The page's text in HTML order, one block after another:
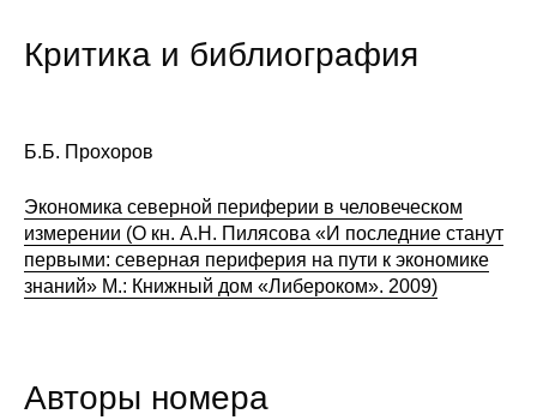
Критика и библиография
Б.Б. Прохоров
Экономика северной периферии в человеческом
измерении (О кн. А.Н. Пилясова «И последние станут
первыми: северная периферия на пути к экономике
знаний» М.: Книжный дом «Либероком». 2009)
Авторы номера